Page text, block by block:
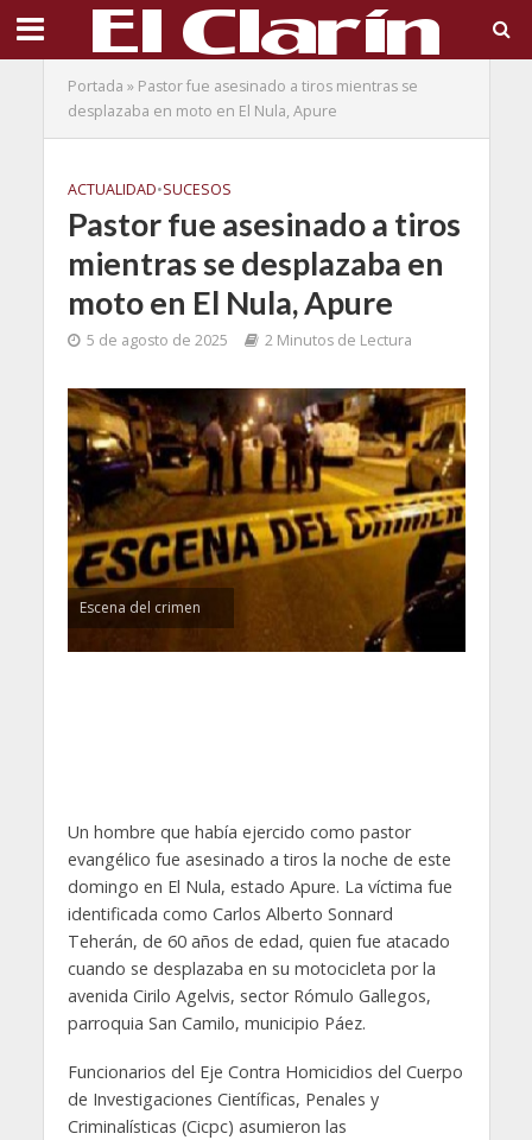
Portada » Pastor fue asesinado a tiros mientras se
desplazaba en moto en El Nula, Apure
ACTUALIDAD•SUCESOS
Pastor fue asesinado a tiros
mientras se desplazaba en
moto en El Nula, Apure
5 de agosto de 2025 2 Minutos de Lectura
Escena del crimen
Un hombre que había ejercido como pastor
evangélico fue asesinado a tiros la noche de este
domingo en El Nula, estado Apure. La víctima fue
identificada como Carlos Alberto Sonnard
Teherán, de 60 años de edad, quien fue atacado
cuando se desplazaba en su motocicleta por la
avenida Cirilo Agelvis, sector Rómulo Gallegos,
parroquia San Camilo, municipio Páez.
Funcionarios del Eje Contra Homicidios del Cuerpo
de Investigaciones Científicas, Penales y
Criminalísticas (Cicpc) asumieron las